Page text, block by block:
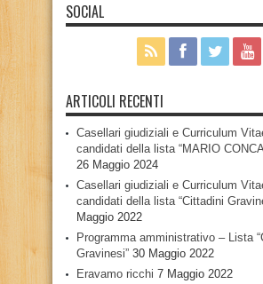
SOCIAL
ARTICOLI RECENTI
Casellari giudiziali e Curriculum
candidati della lista “MARIO
26 Maggio 2024
Casellari giudiziali e Curriculum
candidati della lista “Cittadini
Maggio 2022
Programma amministrativo – Lista
Gravinesi” 30 Maggio 2022
Eravamo ricchi 7 Maggio 2022